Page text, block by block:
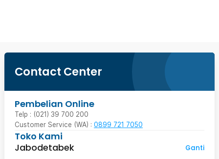
Contact Center
Pembelian Online
Telp : (021) 39 700 200
Customer Service (WA) : 0899 721 7050
Toko Kami
Jabodetabek
Ganti